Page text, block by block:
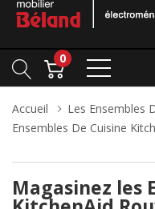
0
Accueil
Les Ensembles
Ensembles De Cuisine
Magasinez les